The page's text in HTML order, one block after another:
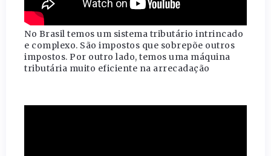
No Brasil temos um sistema tributário intrincado
e complexo. São impostos que sobrepõe outros
impostos. Por outro lado, temos uma máquina
tributária muito eficiente na arrecadação